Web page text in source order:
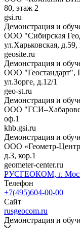
80, этаж 2
gsi.ru
Демонстрация и
ООО "Сибирская
ул.Харьковская, д.59,
geosite.ru
Демонстрация и
ООО "Геостандарт",
ул.Зорге, д.12/1
geo-st.ru
Демонстрация и
ООО
оф.1
khb.gsi.ru
Демонстрация и
ООО «Геометр-
д.3, кор.1
geometer-center.ru
РУСГЕОКОМ, г.
Телефон
+7(495)604-00-00
Сайт
rusgeocom.ru
Демонстрация и